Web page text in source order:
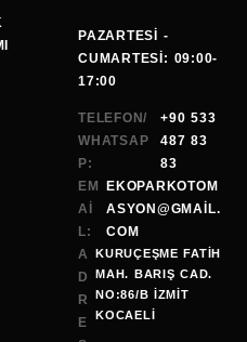
PAZARTESI -
CUMARTESI: 09:00-
17:00
TELEFON/
WHATSAP
P:
+90 533
487 83
83
EM
AI
L:
EKOPARKOTOM
ASYON@GMAİL.
COM
A
D
R
E
KURUÇEŞME FATİH
MAH. BARIŞ CAD.
NO:86/B İZMİT
KOCAELI